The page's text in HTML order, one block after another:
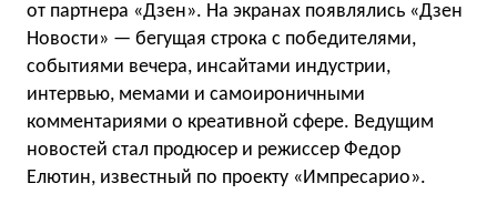
от партнера «Дзен». На экранах появлялись «Дзен
Новости» — бегущая строка с победителями,
событиями вечера, инсайтами индустрии,
интервью, мемами и самоироничными
комментариями о креативной сфере. Ведущим
новостей стал продюсер и режиссер Федор
Елютин, известный по проекту «Импресарио».